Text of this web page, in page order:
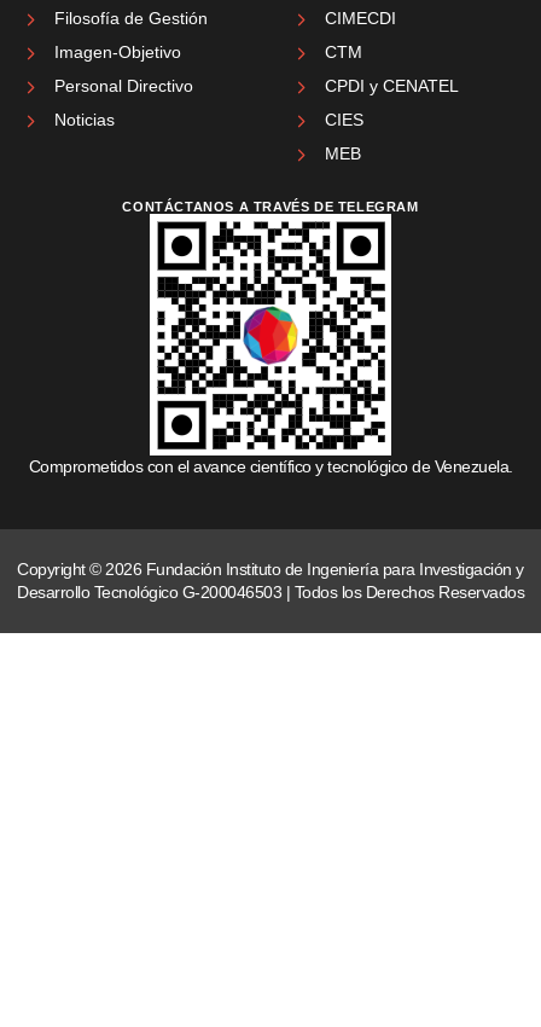
Filosofía de Gestión
Imagen-Objetivo
Personal Directivo
Noticias
CIMECDI
CTM
CPDI y CENATEL
CIES
MEB
CONTÁCTANOS A TRAVÉS DE TELEGRAM
Comprometidos con el avance científico y tecnológico de Venezuela.
Copyright © 2026 Fundación Instituto de Ingeniería para Investigación y
Desarrollo Tecnológico G-200046503 | Todos los Derechos Reservados